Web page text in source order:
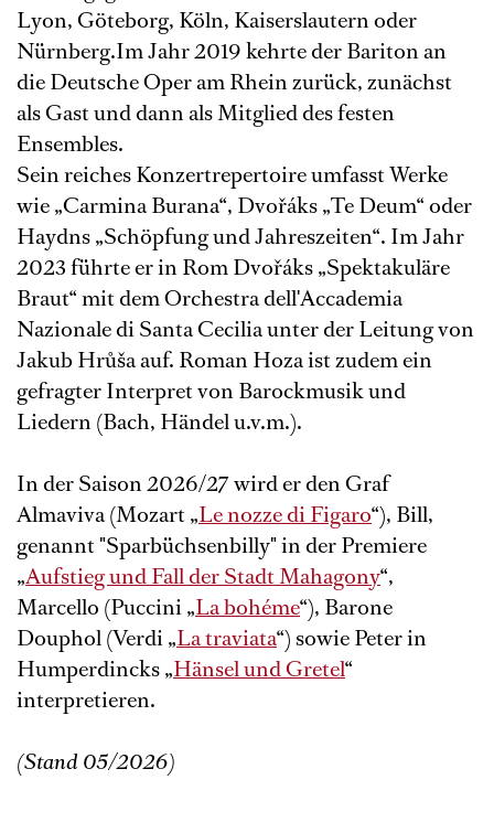
Lyon, Göteborg, Köln, Kaiserslautern oder
Nürnberg.Im Jahr 2019 kehrte der Bariton an
die Deutsche Oper am Rhein zurück, zunächst
als Gast und dann als Mitglied des festen
Ensembles.
Sein reiches Konzertrepertoire umfasst Werke
wie „Carmina Burana“, Dvořáks „Te Deum“ oder
Haydns „Schöpfung und Jahreszeiten“. Im Jahr
2023 führte er in Rom Dvořáks „Spektakuläre
Braut“ mit dem Orchestra dell'Accademia
Nazionale di Santa Cecilia unter der Leitung von
Jakub Hrůša auf. Roman Hoza ist zudem ein
gefragter Interpret von Barockmusik und
Liedern (Bach, Händel u.v.m.).
In der Saison 2026/27 wird er den Graf
Almaviva (Mozart „Le nozze di Figaro“), Bill,
genannt "Sparbüchsenbilly" in der Premiere
„Aufstieg und Fall der Stadt Mahagony“,
Marcello (Puccini „La bohéme“), Barone
Douphol (Verdi „La traviata“) sowie Peter in
Humperdincks „Hänsel und Gretel“
interpretieren.
(Stand 05/2026)